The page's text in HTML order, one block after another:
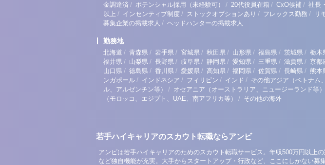
金調達済 / ポテンシャル採用（未経験可） / 20代役員在籍 / CxO候補 / 社長
以上 / インセンティブ制度 / ストックオプションあり / フレックス勤務 / リ
募集企業の掲載求人 / ヘッドハンターの掲載求人
勤務地
北海道 / 青森県 / 岩手県 / 宮城県 / 秋田県 / 山形県 / 福島県 / 茨城県 / 栃木
福井県 / 山梨県 / 長野県 / 岐阜県 / 静岡県 / 愛知県 / 三重県 / 滋賀県 / 京都
山口県 / 徳島県 / 香川県 / 愛媛県 / 高知県 / 福岡県 / 佐賀県 / 長崎県 / 熊本
ンガポール / インドネシア / フィリピン / インド / その他アジア（ベトナム
ル、アルゼンチン等）
/ オセアニア（オーストラリア、ニュージーランド等）
（モロッコ、エジプト、UAE、南アフリカ等）
/ その他の海外
若手ハイキャリアのスカウト転職ならアンビ
アンビは若手ハイキャリアのためのスカウト転職サービス。年収500万円以上
など独自機能が充実。大手からスタートアップ・行政など、ここにしかない募集